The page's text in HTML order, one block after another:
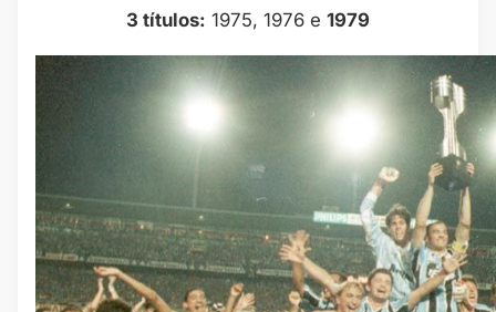
3 títulos: 1975, 1976 e 1979